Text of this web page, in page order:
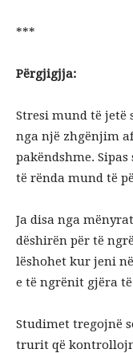
***
Përgjigjja:
Stresi mund të
nga një zhgënjim
pakëndshme.
të rënda mund të
Ja disa nga
dëshirën për të
lëshohet kur jeni
e të ngrënit gjëra
Studimet tregojnë
trurit që